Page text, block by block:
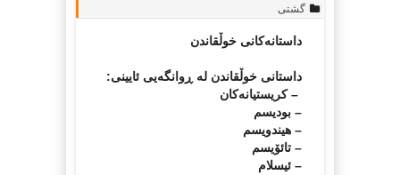
گشتی
داستانه‌کانی خوڵقاندن
داستانی خوڵقاندن له‌ ڕوانگه‌یی ئایینی:
– کریستیا‌نه‌کان‌
– بودیسم
– هیندویسم
– تائۆیسم
– ئیسلام